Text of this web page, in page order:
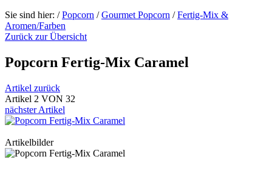
Sie sind hier: /Popcorn /Gourmet Popcorn /Fertig-Mix &
Aromen/Farben
Zurück zur Übersicht
Popcorn Fertig-Mix Caramel
Artikel zurück
Artikel 2 VON 32
nächster Artikel
Artikelbilder